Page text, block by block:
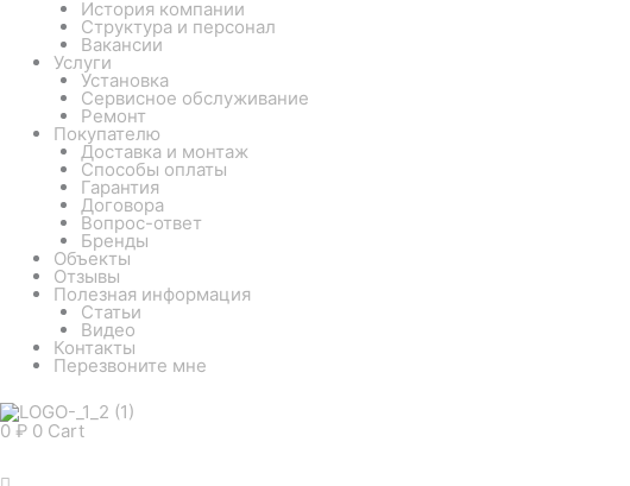
История компании
Структура и персонал
Вакансии
Услуги
Установка
Сервисное обслуживание
Ремонт
Покупателю
Доставка и монтаж
Способы оплаты
Гарантия
Договора
Вопрос-ответ
Бренды
Объекты
Отзывы
Полезная информация
Статьи
Видео
Контакты
Перезвоните мне
0 ₽ 0 Cart